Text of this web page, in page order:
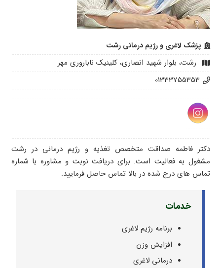
پزشک لاغری و رژیم درمانی رشت
رشت، بلوار شهید انصاری، کلینیک ناباروری مهر
01333755353
دکتر فاطمه صداقت متخصص تغذیه و رژیم درمانی در رشت
مشغول به فعالیت است. برای دریافت نوبت و مشاوره با شماره
تماس های درج شده در بالا تماس حاصل فرمایید.
خدمات
برنامه رژیم لاغری
افزایش وزن
درمانی لاغری